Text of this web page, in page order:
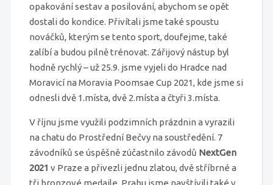
opakování sestav a posilování, abychom se opět
dostali do kondice. Přivítali jsme také spoustu
nováčků, kterým se tento sport, doufejme, také
zalíbí a budou pilně trénovat. Zářijový nástup byl
hodně rychlý – už 25.9. jsme vyjeli do Hradce nad
Moravicí na Moravia Poomsae Cup 2021, kde jsme si
odnesli dvě 1.místa, dvě 2.místa a čtyři 3.místa.
V říjnu jsme využili podzimních prázdnin a vyrazili
na chatu do Prostřední Bečvy na soustředění. 7
závodníků se úspěšně zúčastnilo závodů NextGen
2021 v Praze a přivezli jednu zlatou, dvě stříbrné a
tři bronzové medaile. Prahu jsme navštívili také v